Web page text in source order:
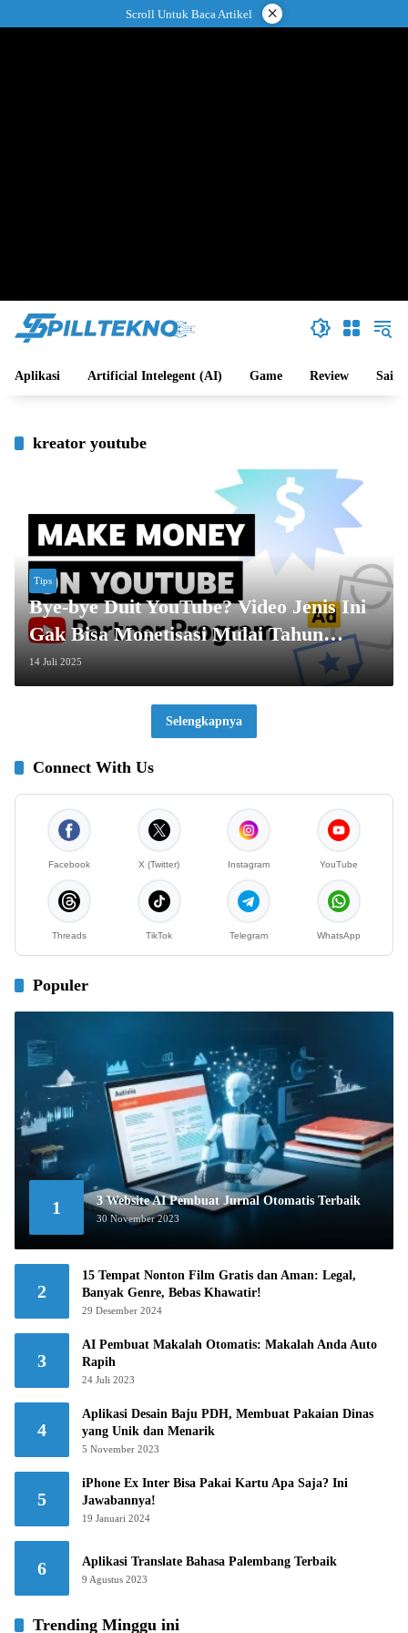
ke
Scroll Untuk Baca Artikel ×
Aplikasi Artificial Intelegent (AI) Game Review Sains
kreator youtube
Tips
Bye-bye Duit YouTube? Video Jenis Ini
Gak Bisa Monetisasi Mulai Tahun
Depan!
14 Juli 2025
Selengkapnya
Connect With Us
Facebook X (Twitter) Instagram YouTube
Threads TikTok Telegram WhatsApp
Populer
1 3 Website AI Pembuat Jurnal Otomatis Terbaik
30 November 2023
2
15 Tempat Nonton Film Gratis dan Aman: Legal,
Banyak Genre, Bebas Khawatir!
29 Desember 2024
3
AI Pembuat Makalah Otomatis: Makalah Anda Auto
Rapih
24 Juli 2023
4
Aplikasi Desain Baju PDH, Membuat Pakaian Dinas
yang Unik dan Menarik
5 November 2023
5
iPhone Ex Inter Bisa Pakai Kartu Apa Saja? Ini
Jawabannya!
19 Januari 2024
6 Aplikasi Translate Bahasa Palembang Terbaik
9 Agustus 2023
Trending Minggu ini